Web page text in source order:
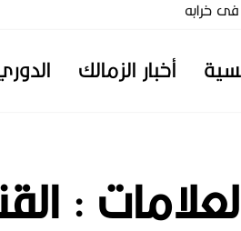
فى خرابهشركة الكرة وموقف إدارة الزمالك
أخبار الزمالك
: